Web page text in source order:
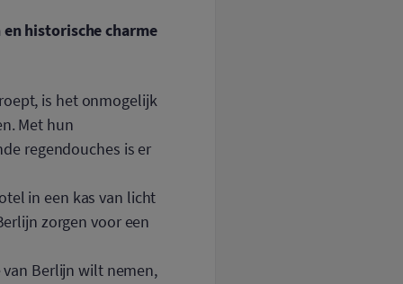
historische charme
is het onmogelijk
Met hun
regendouches is er
in een kas van licht
zorgen voor een
Berlijn wilt nemen,